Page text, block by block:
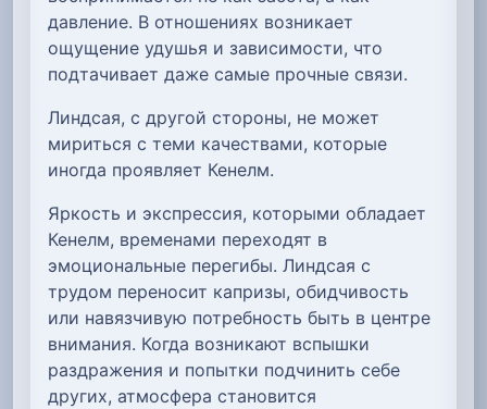
давление. В отношениях возникает
ощущение удушья и зависимости, что
подтачивает даже самые прочные связи.
Линдсая, с другой стороны, не может
мириться с теми качествами, которые
иногда проявляет Кенелм.
Яркость и экспрессия, которыми обладает
Кенелм, временами переходят в
эмоциональные перегибы. Линдсая с
трудом переносит капризы, обидчивость
или навязчивую потребность быть в центре
внимания. Когда возникают вспышки
раздражения и попытки подчинить себе
других, атмосфера становится